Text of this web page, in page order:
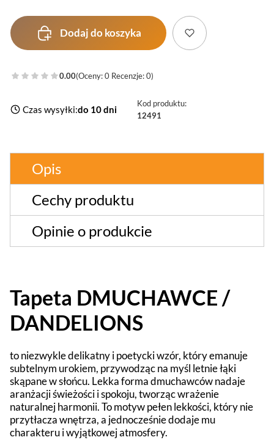
Dodaj do koszyka
0.00(Oceny: 0 Recenzje: 0)
Czas wysyłki:do 10 dni
Kod produktu:
12491
Opis
Cechy produktu
Opinie o produkcie
Tapeta DMUCHAWCE /
DANDELIONS
to niezwykle delikatny i poetycki wzór, który emanuje
subtelnym urokiem, przywodząc na myśl letnie łąki
skąpane w słońcu. Lekka forma dmuchawców nadaje
aranżacji świeżości i spokoju, tworząc wrażenie
naturalnej harmonii. To motyw pełen lekkości, który nie
przytłacza wnętrza, a jednocześnie dodaje mu
charakteru i wyjątkowej atmosfery.